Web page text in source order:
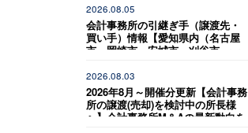
市）、 千葉県内（市川市、浦安
市、松戸市、船橋市、習志野市、
千葉市）の事務所との統合を希望
している税理士事務所】
2026.08.05
会計事務所の引継ぎ手（譲渡先・
買い手）情報【愛知県内（名古屋
市、岡崎市、安城市、刈谷市、一
辺） の事務所との統合を希望して
いる税理士事務所】
2026.08.03
2026年8月～開催分更新【会計事務
所の譲渡(売却)を検討中の所長様
へ】会計事務所M＆Aの最新動向を